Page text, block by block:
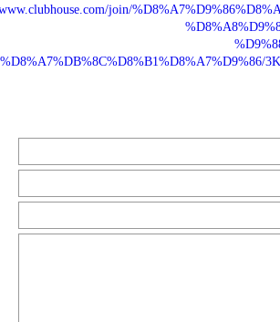
join/
%D8%A7%DB%8C%D8%B1%D8%A7%D9%86/